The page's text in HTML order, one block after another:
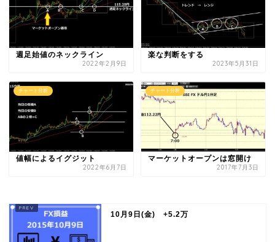
週足始値のネックライン
2022年2月9日
楽な判断をする
2023年5月31日
チャート分析
値幅によるイグジット
2022年6月7日
チャート分析
マーケットオープンは窓開け
2017年7月3日
10月9日(金) +5.2万